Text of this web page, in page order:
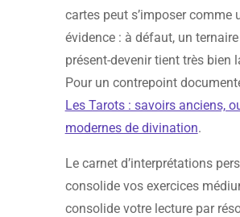
cartes peut s’imposer comme
évidence : à défaut, un
présent-devenir tient très bien
Pour un contrepoint
Les Tarots : savoirs anciens,
modernes de divination.
Le carnet d’interprétations
consolide vos exercices
consolide votre lecture par